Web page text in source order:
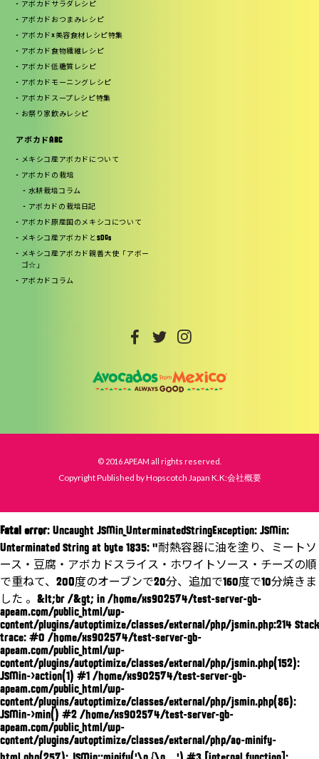
アボカドサラダレシピ
アボカドおつまみレシピ
アボカド×美容食材レシピ特集
アボカド食物繊維レシピ
アボカド低糖質レシピ
アボカドモーニングレシピ
アボカドスープレシピ特集
お祭り家飲みレシピ
アボカドABC
メキシコ産アボカドについて
アボカドの栽培
水耕栽培コラム
アボカドの栽培日記
アボカド原産国のメキシコについて
メキシコ産アボカドとSDGs
メキシコ産アボカド親善大使「アボー
ゴ☆」
アボカドコラム
© 2016 APEAM all rights reserved.
Copyright Published by Hopscotch Japan K.K:会社概要
Fatal error: Uncaught JSMin_UnterminatedStringException: JSMin:
Unterminated String at byte 1835: "耐熱容器に油を塗り、ミートソ
ース・豆腐・アボカドスライス・ホワイトソース・チーズの順
で重ねて、200度のオーブンで20分、追加で160度で10分焼きま
した 。&lt;br /&gt; in /home/xs902574/test-server-gb-
apeam.com/public_html/wp-
content/plugins/autoptimize/classes/external/php/jsmin.php:214 Stack
trace: #0 /home/xs902574/test-server-gb-
apeam.com/public_html/wp-
content/plugins/autoptimize/classes/external/php/jsmin.php(152):
JSMin->action(1) #1 /home/xs902574/test-server-gb-
apeam.com/public_html/wp-
content/plugins/autoptimize/classes/external/php/jsmin.php(86):
JSMin->min() #2 /home/xs902574/test-server-gb-
apeam.com/public_html/wp-
content/plugins/autoptimize/classes/external/php/ao-minify-